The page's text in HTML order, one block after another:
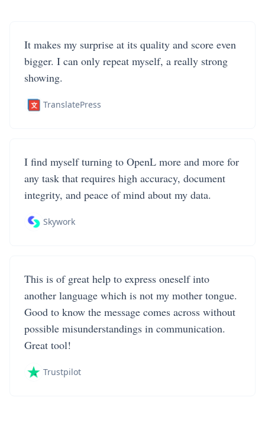
It makes my surprise at its quality and score even
bigger. I can only repeat myself, a really strong
showing.
TranslatePress
I find myself turning to OpenL more and more for
any task that requires high accuracy, document
integrity, and peace of mind about my data.
Skywork
This is of great help to express oneself into
another language which is not my mother tongue.
Good to know the message comes across without
possible misunderstandings in communication.
Great tool!
Trustpilot